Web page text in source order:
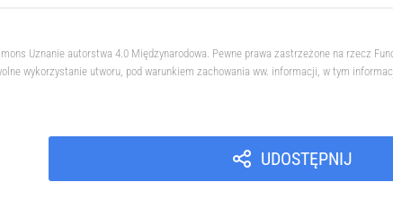
Uznanie autorstwa 4.0 Międzynarodowa. Pewne prawa zastrzeżone na rzecz
wykorzystanie utworu, pod warunkiem zachowania ww. informacji, w tym
UDOSTĘPNIJ